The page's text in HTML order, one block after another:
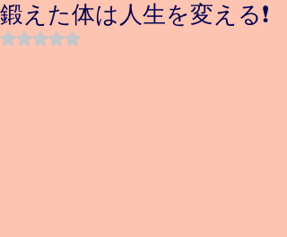
鍛えた体は人生を変える❗️
5つ星のうちNaNと評価されています。